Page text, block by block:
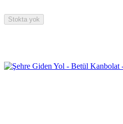
Stokta yok